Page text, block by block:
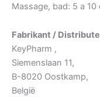
Massage, bad: 5 a
Fabrikant /
KeyPharm ,
Siemenslaan 11,
B-8020 Oostkamp,
België